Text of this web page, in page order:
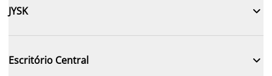
JYSK 
Escritório Central 